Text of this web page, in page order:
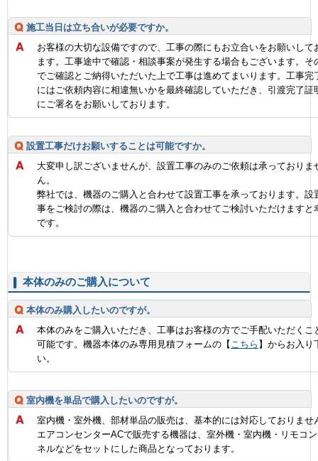
施工当日は立ち合いが必要ですか。
お客様の大切な設備ですので、工事の際にもお立合いをお願いして
ます。工事途中で確認・相談事案が発生する場合もございます。そ
でご確認とご納得いただいた上で工事は進めてまいります。工事完
にはご依頼内容に相違無いかを最終確認していただき、引渡完了証
にご署名をお願いしております。
設置工事だけお願いすることは可能ですか。
大変申し訳ございませんが、設置工事のみのご依頼は承っておりま
ん。
弊社では、機器のご購入と合わせて設置工事を承っております。設
事をご検討の際は、機器のご購入と合わせてご検討いただけますと
です。
本体のみのご購入について
本体のみ購入したいのですが。
本体のみをご購入いただき、工事はお客様の方でご手配いただくこ
可能です。機器本体のみ専用見積フォームの【 こちら 】からお入り
い。
室内機を単品で購入したいのですが。
室内機・室外機、部材単品の販売は、基本的には対応しておりませ
エアコンセンターACで販売する機器は、室外機・室内機・リモコ
ネルなどをセットにした商品となっております。